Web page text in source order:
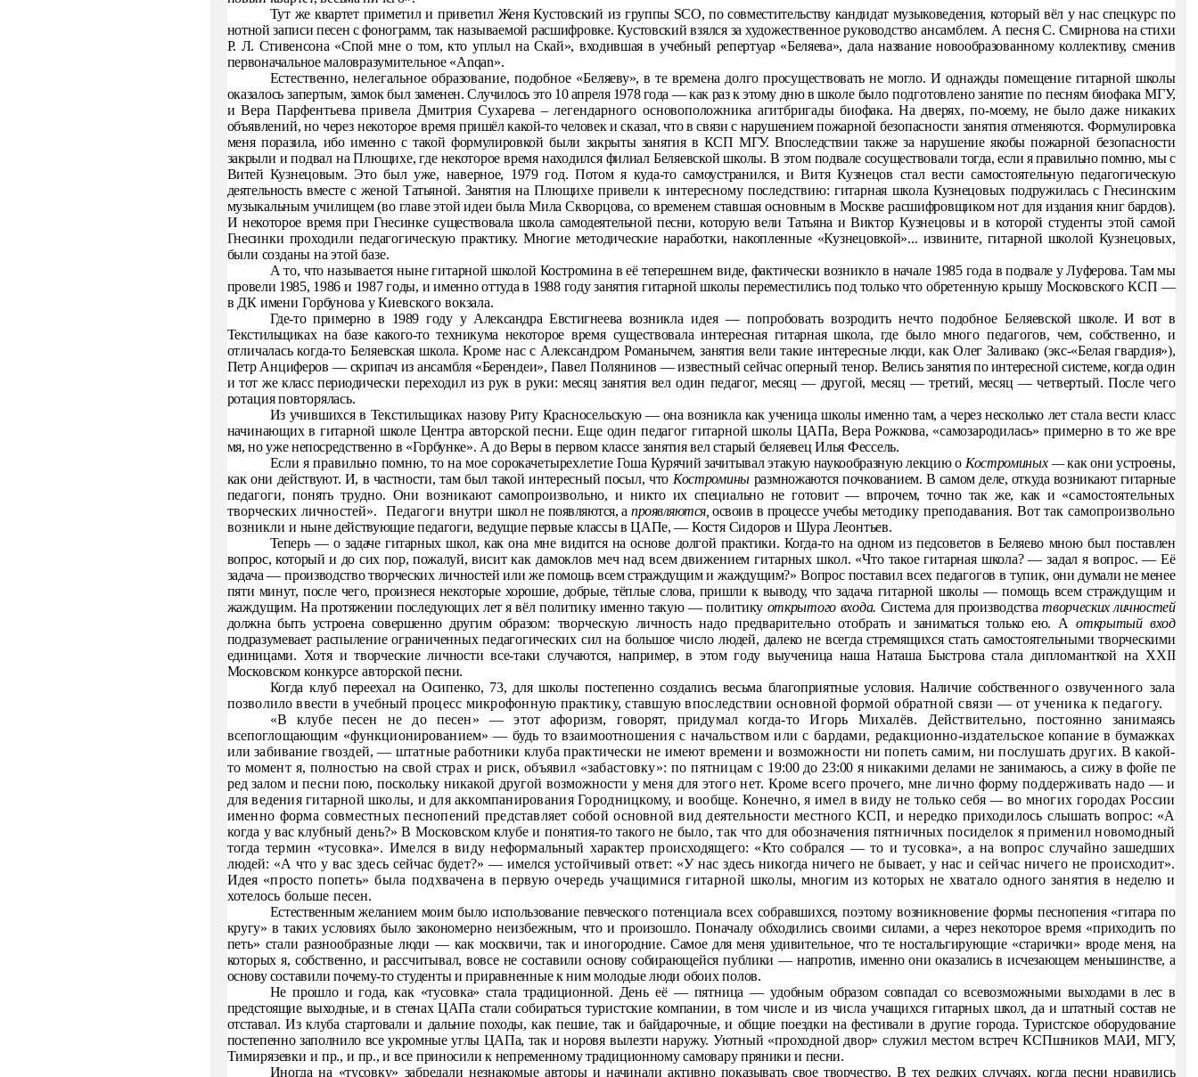
Тут же квартет приметил и приветил Женя Кустовский из группы SCO, по совместительству кандидат музыковедения, ко­торый вёл у нас спецкурс по
нотной записи песен с фонограмм, так называемой расшифровке. Кустовский взялся за художест­венное руководство ансамблем. А песня С. Смирнова на стихи
Р. Л. Стивенсона «Спой мне о том, кто уплыл на Скай», входив­шая в учебный репертуар «Беляева», дала название новообразо­ванному коллективу, сменив
первоначальное маловразумитель­ное «Anqan».
Естественно, нелегальное образование, подобное «Беляе­ву», в те времена долго просуществовать не могло. И однажды помещение гитарной школы
оказалось запертым, замок был за­менен. Случилось это 10 апреля 1978 года — как раз к этому дню вшколе было подготовлено занятие по песням биофака МГУ,
и Вера Парфентьева привела Дмитрия Сухарева – легендарногоосновоположника агитбригады биофака. На дверях, по-моему, не было даже никаких
объявлений, но через некоторое времяпришёл какой-то человек и сказал, что в связи с нарушением по­жарной безопасности занятия отменяются. Формулировка
меняпоразила, ибо именно с такой формулировкой были закрыты за­нятия в КСП МГУ. Впоследствии также за нарушение якобы по­жарной безопасности
закрыли и подвал на Плющихе, где неко­торое время находился филиал Беляевской школы. В этом под­вале сосуществовали тогда, если я правильно помню, мы с
Витей Кузнецовым. Это был уже, наверное, 1979 год. Потом я куда-то самоустранился, и Витя Кузнецов стал вести самостоятельнуюпедагогическую
деятельность вместе с женой Татьяной. Занятияна Плющихе привели к интересному последствию: гитарная школа Кузнецовых подружилась с Гнесинским
музыкальным училищем (во главе этой идеи была Мила Скворцова, со време­нем ставшая основным в Москве расшифровщиком нот для из­дания книг бардов).
И некоторое время при Гнесинке существо­вала школа самодеятельной песни, которую вели Татьяна и Вик­тор Кузнецовы и в которой студенты этой самой
Гнесинки про­ходили педагогическую практику. Многие методические нара­ботки, накопленные «Кузнецовкой»... извините, гитарной шко­лой Кузнецовых,
были созданы на этой базе.
А то, что называется ныне гитарной школой Костромина веё теперешнем виде, фактически возникло в начале 1985 года вподвале у Луферова. Там мы
провели 1985, 1986 и 1987 годы, и именно оттуда в 1988 году занятия гитарной школы перемести­лись под только что обретенную крышу Московского КСП —
в ДК имени Горбунова у Киевского вокзала.
Где-то примерно в 1989 году у Александра Евстигнеева воз­никла идея — попробовать возродить нечто подобное Беляевской школе. И вот в
Текстильщиках на базе какого-то техникума некоторое время существовала интересная гитарная школа, где было много педагогов, чем, собственно, и
отличалась когда-то Беляевская школа. Кроме нас с Александром Романычем, заня­тия вели такие интересные люди, как Олег Заливако (экс-«Белаягвардия»),
Петр Анциферов — скрипач из ансамбля «Берендеи», Павел Полянинов — известный сейчас оперный тенор. Велись за­нятия по интересной системе, когда один
и тот же класс периоди­чески переходил из рук в руки: месяц занятия вел один педагог, месяц — другой, месяц — третий, месяц — четвертый. После чего
ротация повторялась.
Из учившихся в Текстильщиках назову Риту Красносель­скую — она возникла как ученица школы именно там, а через не­сколько лет стала вести класс
начинающих в гитарной школе Центра авторской песни. Еще один педагог гитарной школы ЦАПа, Вера Рожкова, «самозародилась» примерно в то же вре­
мя, но уже непосредственно в «Горбунке». А до Веры в первом классе занятия вел старый беляевец Илья Фессель.
Если я правильно помню, то на мое сорокачетырехлетие Гоша Курячий зачитывал этакую наукообразную лекцию о Костроминых —как они устроены,
как они действуют. И, в частнос­ти, там был такой интересный посыл, что Костромины размно­жаются почкованием. В самом деле, откуда возникают гитарные
педагоги, понять трудно. Они возникают самопроизвольно, и никто их специально не готовит — впрочем, точно так же, как и «самостоятельных
творческих личностей».
Педагоги внутришкол не появляются, апроявляются,освоив в процессе учебы ме­тодику преподавания. Вот так самопроизвольно
возникли и ныне действующие педагоги, ведущие первые классы в ЦАПе, — Костя Сидоров и Шура Леонтьев.
Теперь — о задаче гитарных школ, как она мне видится на ос­нове долгой практики. Когда-то на одном из педсоветов в Беляе­во мною был поставлен
вопрос, который и до сих пор, пожалуй,висит как дамоклов меч над всем движением гитарных школ. «Что такое гитарная школа? — задал я вопрос. — Её
задача — про­изводство творческих личностей или же помощь всем стражду­щим и жаждущим?» Вопрос поставил всех педагогов в тупик, они думали не менее
пяти минут, после чего, произнеся некото­рые хорошие, добрые, тёплые слова, пришли к выводу, что зада­ча гитарной школы — помощь всем страждущим и
жаждущим.На протяжении последующих лет я вёл политику именно такую — политику открытого входа. Система для производстватвор­ческих личностей
должна быть устроена совершенно другим об­разом: творческую личность надо предварительно отобрать изаниматься только ею. Аоткрытый вход
подразумевает распы­ление ограниченных педагогических сил на большое число лю­дей, далеко не всегда стремящихся стать самостоятельными творческими
единицами. Хотя и творческие личности все-такислучаются, например, в этом году выученица наша Наташа Быстрова стала дипломанткой на XXII
Московском конкурсе ав­торской песни.
Когда клуб переехал на Осипенко, 73, для школы постепен­но создались весьма благоприятные условия. Наличие собствен­ного озвученного зала
позволило ввести в учебный процесс микрофонную практику, ставшую впоследствии основной фор­мой обратной связи — от ученика к педагогу.
«В клубе песен не до песен» — этот афоризм, говорят, приду­мал когда-то Игорь Михалёв. Действительно, постоянно занима­ясь
всепоглощающим «функционированием» — будь то взаимоот­ношения с начальством или с бардами, редакционно-издательское копание в бумажках
или забивание гвоздей, — штатные работ­ники клуба практически не имеют времени и возможности ни по­петь самим, ни послушать других. В какой-
то момент я, полнос­тью на свой страх и риск, объявил «забастовку»: по пятницам с 19:00 до 23:00 я никакими делами не занимаюсь, а сижу в фойе пе­
ред залом и песни пою, поскольку никакой другой возможности уменя для этого нет. Кроме всего прочего, мне лично форму под­держивать надо — и
для ведения гитарной школы, и для аккомпа­нирования Городницкому, и вообще. Конечно, я имел в виду не только себя— во многих городах России
именно форма совмест­ных песнопений представляет собой основной вид деятельностиместного КСП, и нередко приходилось слышать вопрос: «А
когда у вас клубный день?» В Московском клубе и понятия-то такого не было, так что для обозначения пятничных посиделок я применил новомодный
тогда термин «тусовка». Имелся в виду неформаль­ный характер происходящего: «Кто собрался — то и тусовка», а на вопрос случайно зашедших
людей: «А что у вас здесь сейчас бу­дет?» — имелся устойчивый ответ: «У нас здесь никогда ничего небывает, у нас и сейчас ничего не происходит».
Идея «просто по­петь» была подхвачена в первую очередь учащимися гитарнойшколы, многим из которых не хватало одного занятия в неделю и
хотелось больше песен.
Естественным желанием моим было использование певчес­кого потенциала всех собравшихся, поэтому возникновение формы песнопения «гитара по
кругу» в таких условиях было за­кономерно неизбежным, что и произошло. Поначалу обходи­лись своими силами, а через некоторое время «приходить по­
петь» стали разнообразные люди — как москвичи, так и иного­родние. Самое для меня удивительное, что те ностальгирующие «старички» вроде меня, на
которых я, собственно, и рассчиты­вал, вовсе не составили основу собирающейся публики — напро­тив, именно они оказались в исчезающем меньшинстве, а
основусоставили почему-то студенты и приравненные к ним молодые люди обоих полов.
Не прошло и года, как «тусовка» стала традиционной. День её — пятница — удобным образом совпадал со всевозможными выходами в лес в
предстоящие выходные, и в стенах ЦАПа сталисобираться туристские компании, в том числе и из числа уча­щихся гитарных школ, да и штатный состав не
отставал. Из клу­ба стартовали и дальние походы, как пешие, так и байдарочные, и общие поездки на фестивали в другие города. Туристское обо­рудование
постепенно заполнило все укромные углы ЦАПа, так и норовя вылезти наружу. Уютный «проходной двор» служил местом встреч КСПшников МАИ, МГУ,
Тимирязевки и пр., и пр., и все приносили к непременному традиционному самоварупряники и песни.
Иногда на «тусовку» забредали незнакомые авторы и начи­нали активно показывать свое творчество. В тех редких случаях, когда песни нравились